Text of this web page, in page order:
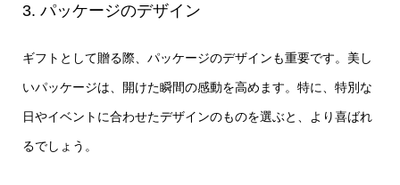
3. パッケージのデザイン
ギフトとして贈る際、パッケージのデザインも重要です。美し
いパッケージは、開けた瞬間の感動を高めます。特に、特別な
日やイベントに合わせたデザインのものを選ぶと、より喜ばれ
るでしょう。